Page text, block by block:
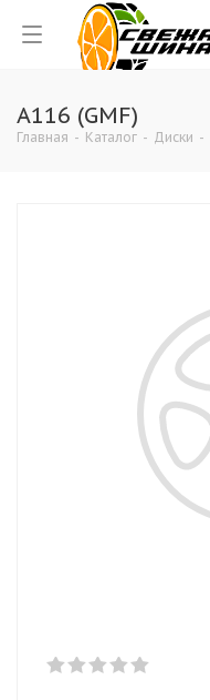
A116 (GMF)
Главная - Каталог - Диски -